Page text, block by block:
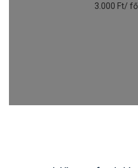
3.000 Ft/